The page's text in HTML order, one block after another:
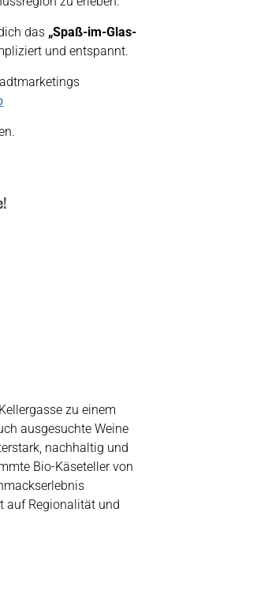
das „Spaß-im-Glas-
und entspannt.
zu einem
ausgesuchte Weine
nachhaltig und
Bio-Käseteller von
auf Regionalität und